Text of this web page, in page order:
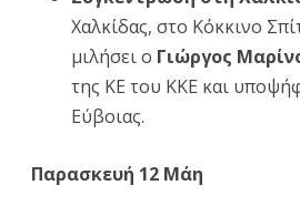
Χαλκίδας, στο Κόκκινο
μιλήσει ο Γιώργος
της ΚΕ του ΚΚΕ και
Εύβοιας.
Παρασκευή 12 Μάη